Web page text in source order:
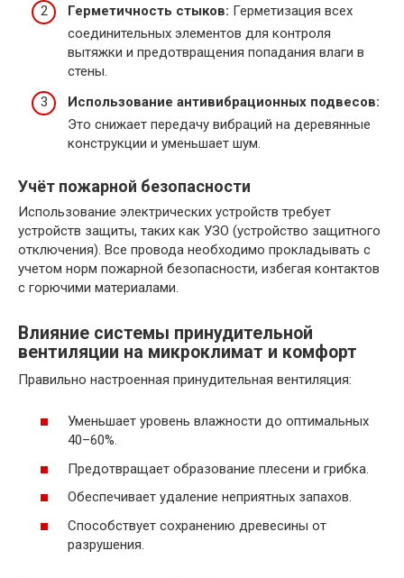
Герметичность стыков: Герметизация всех
соединительных элементов для контроля
вытяжки и предотвращения попадания влаги в
стены.
Использование антивибрационных подвесов:
Это снижает передачу вибраций на деревянные
конструкции и уменьшает шум.
Учёт пожарной безопасности
Использование электрических устройств требует
устройств защиты, таких как УЗО (устройство защитного
отключения). Все провода необходимо прокладывать с
учетом норм пожарной безопасности, избегая контактов
с горючими материалами.
Влияние системы принудительной
вентиляции на микроклимат и комфорт
Правильно настроенная принудительная вентиляция:
Уменьшает уровень влажности до оптимальных
40–60%.
Предотвращает образование плесени и грибка.
Обеспечивает удаление неприятных запахов.
Способствует сохранению древесины от
разрушения.